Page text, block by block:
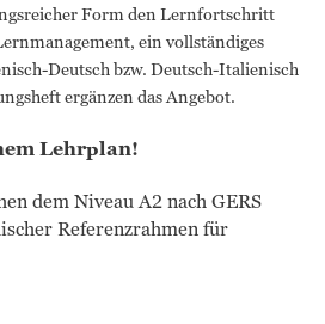
Form den Lernfortschritt
ein vollständiges
Deutsch bzw. Deutsch-Italienisch
ergänzen das Angebot.
Lehrplan!
dem Niveau A2 nach GERS
Referenzrahmen für